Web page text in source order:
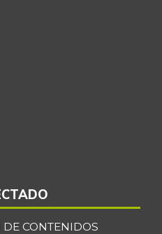
CONTENIDOS